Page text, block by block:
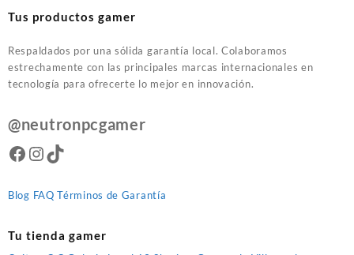
Tus productos gamer
Respaldados por una sólida garantía local. Colaboramos
estrechamente con las principales marcas internacionales en
tecnología para ofrecerte lo mejor en innovación.
@neutronpcgamer
Facebook
Instagram
TikTok
Blog FAQ Términos de Garantía
Tu tienda gamer